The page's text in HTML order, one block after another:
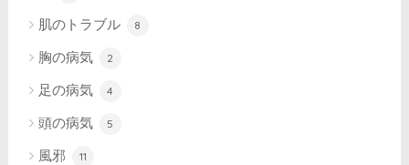
肌のトラブル 8
胸の病気 2
足の病気 4
頭の病気 5
風邪 11